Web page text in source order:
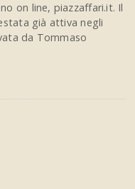
on line, piazzaffari.it. Il
già attiva negli
da Tommaso